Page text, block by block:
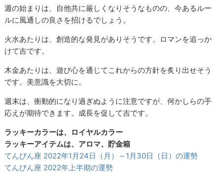
週の始まりは、自他共に厳しくなりそうなものの、今あるルー
ルに風通しの良さを招けるでしょう。
火水あたりは、創造的な発見がありそうです。ロマンを追っか
けて吉です。
木金あたりは、遊び心を通じてこれからの方針を炙り出せそう
です。美意識を大切に。
週末は、衝動的になり過ぎぬように注意ですが、何かしらの手
応えが期待できます。成長を促して吉です。
ラッキーカラーは、ロイヤルカラー
ラッキーアイテムは、アロマ、貯金箱
てんびん座 2022年1月24日（月）～1月30日（日）の運勢
てんびん座 2022年上半期の運勢